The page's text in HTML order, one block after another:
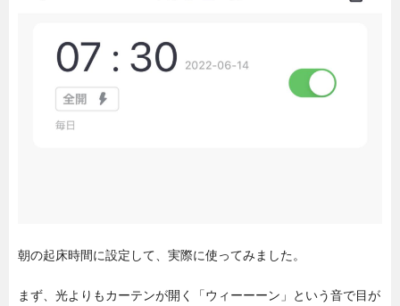
朝の起床時間に設定して、実際に使ってみました。
まず、光よりもカーテンが開く「ウィーーーン」という音で目が